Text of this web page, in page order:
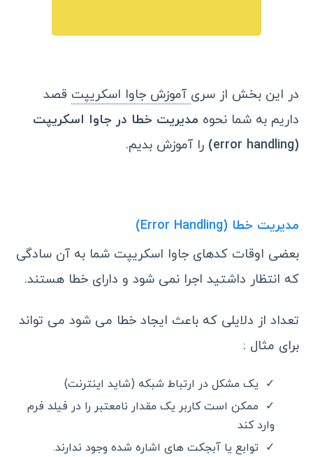
در این بخش از سری آموزش جاوا اسکریپت قصد
داریم به شما نحوه مدیریت خطا در جاوا اسکریپت
(error handling)
را آموزش بدیم.
مدیریت خطا (Error Handling)
بعضی اوقات کدهای جاوا اسکریپت شما به آن سادگی
که انتظار داشتید اجرا نمی شود و دارای خطا هستند.
تعداد از دلایلی که باعث ایجاد خطا می شود می تواند
برای مثال :
یک مشکل در ارتباط شبکه (شاید اینترنت)
ممکن است کاربر یک مقدار نامعتبر را در فیلد فرم
وارد کند
توابع یا آبجکت های اشاره شده وجود ندارند.